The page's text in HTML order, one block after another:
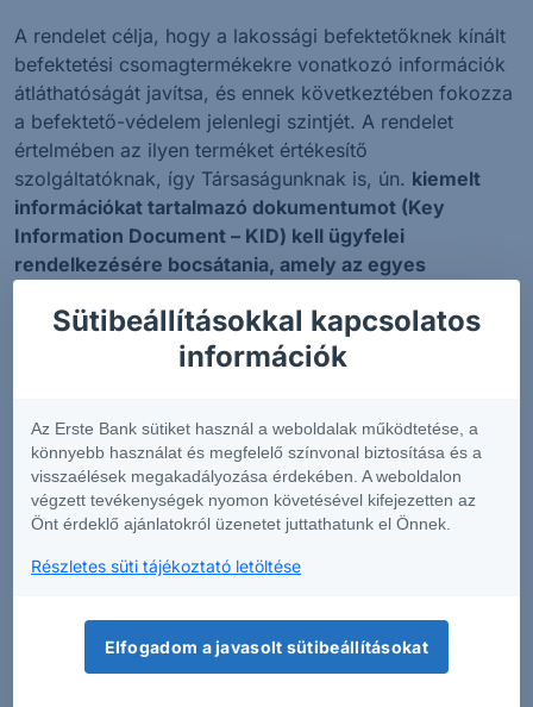
A rendelet célja, hogy a lakossági befektetőknek kínált
befektetési csomagtermékekre vonatkozó információk
átláthatóságát javítsa, és ennek következtében fokozza
a befektető-védelem jelenlegi szintjét. A rendelet
értelmében az ilyen terméket értékesítő
szolgáltatóknak, így Társaságunknak is, ún. kiemelt
információkat tartalmazó dokumentumot (Key
Information Document – KID) kell ügyfelei
rendelkezésére bocsátania, amely az egyes
információk rövid összefoglalását tartalmazza.
Annak érdekében, hogy Önök könnyen
csomagtermékeket, a szolgáltatók egységes formában
készítik el az előbb említett dokumentumot.
Az Európai Unió pénzügyi piacain elérhető pénzügyi
termékek igen magas száma miatt a fenti kereső
alkalmazáson túl figyelmébe ajánljuk az adott
kereső funkcióját is.Kérjük tisztelt Ügyfeleinket, hogy
a csak angol nyelven elérhető KID-el rendelkező
termékekben csak akkor kössenek tranzakciót,
Sütibeállításokkal kapcsolatos
információk
Az Erste Bank sütiket használ a weboldalak működtetése, a
könnyebb használat és megfelelő színvonal biztosítása és a
visszaélések megakadályozása érdekében. A weboldalon
végzett tevékenységek nyomon követésével kifejezetten az
Önt érdeklő ajánlatokról üzenetet juttathatunk el Önnek.
Részletes süti tájékoztató letöltése
Elfogadom a javasolt sütibeállításokat